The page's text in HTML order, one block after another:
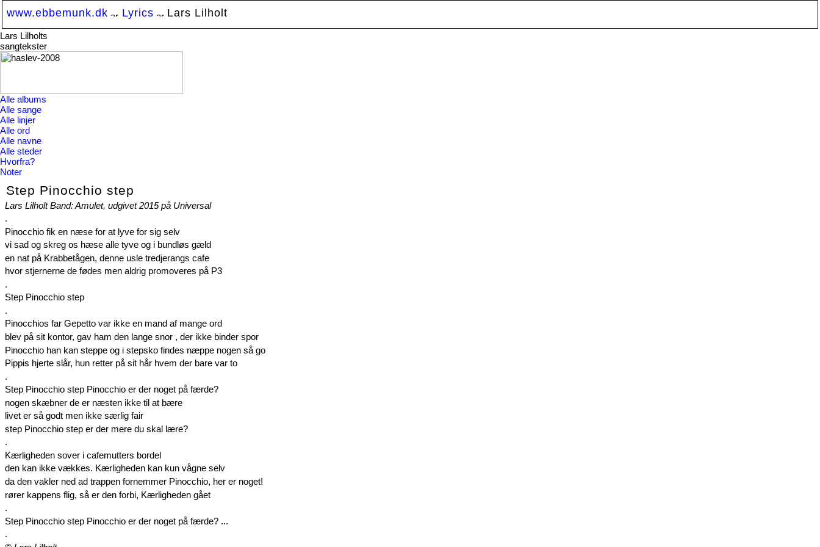
www.ebbemunk.dk Lyrics Lars Lilholt
Lars Lilholts
sangtekster
Alle albums
Alle sange
Alle linjer
Alle ord
Alle navne
Alle steder
Hvorfra?
Noter
Step Pinocchio step
Lars Lilholt Band: Amulet, udgivet 2015 på Universal
.
Pinocchio fik en næse for at lyve for sig selv
vi sad og skreg os hæse alle tyve og i bundløs gæld
en nat på Krabbetågen, denne usle tredjerangs cafe
hvor stjernerne de fødes men aldrig promoveres på P3
.
Step Pinocchio step
.
Pinocchios far Gepetto var ikke en mand af mange ord
blev på sit kontor, gav ham den lange snor , der ikke binder spor
Pinocchio han kan steppe og i stepsko findes næppe nogen så go
Pippis hjerte slår, hun retter på sit hår hvem der bare var to
.
Step Pinocchio step Pinocchio er der noget på færde?
nogen skæbner de er næsten ikke til at bære
livet er så godt men ikke særlig fair
step Pinocchio step er der mere du skal lære?
.
Kærligheden sover i cafemutters bordel
den kan ikke vækkes. Kærligheden kan kun vågne selv
da den vakler ned ad trappen fornemmer Pinocchio, her er noget!
rører kappens flig, så er den forbi, Kærligheden gået
.
Step Pinocchio step Pinocchio er der noget på færde? ...
.